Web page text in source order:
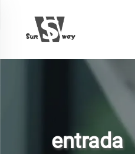
entrada